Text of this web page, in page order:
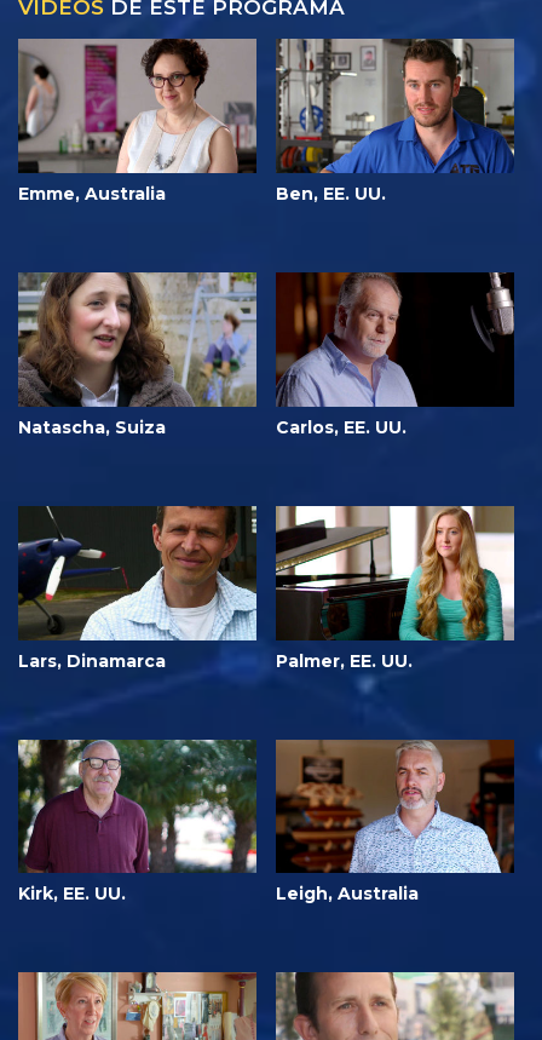
VIDEOS DE ESTE PROGRAMA
Emme, Australia Ben, EE. UU.
Natascha, Suiza Carlos, EE. UU.
Lars, Dinamarca Palmer, EE. UU.
Kirk, EE. UU. Leigh, Australia